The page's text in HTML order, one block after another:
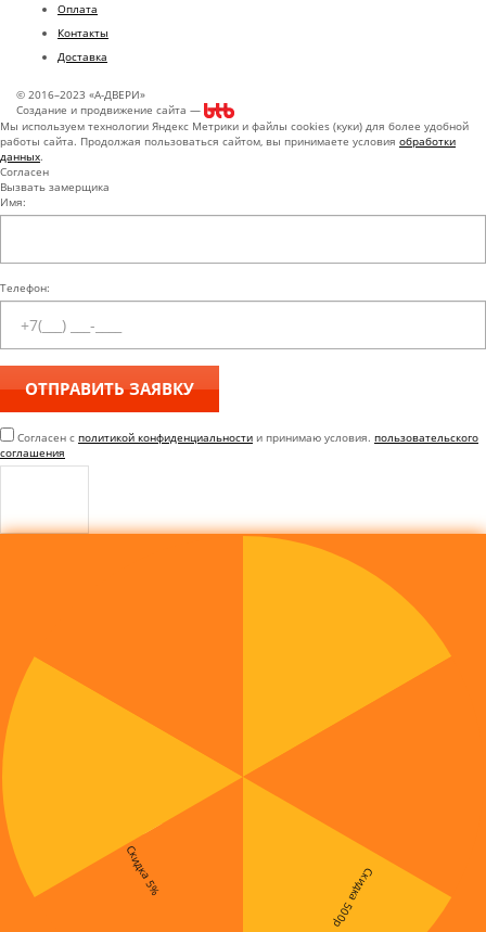
Оплата
Контакты
Доставка
© 2016–2023 «А-ДВЕРИ»
Создание и продвижение сайта —
Мы используем технологии Яндекс Метрики и файлы cookies (куки) для более удобной
работы сайта. Продолжая пользоваться сайтом, вы принимаете условия обработки
данных.
Согласен
Вызвать замерщика
Имя:
Телефон:
Согласен с политикой конфиденциальности и принимаю условия. пользовательского
соглашения
Скидка 5% Скидка 500р